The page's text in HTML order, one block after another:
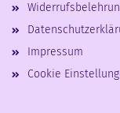
Impressum
Cookie